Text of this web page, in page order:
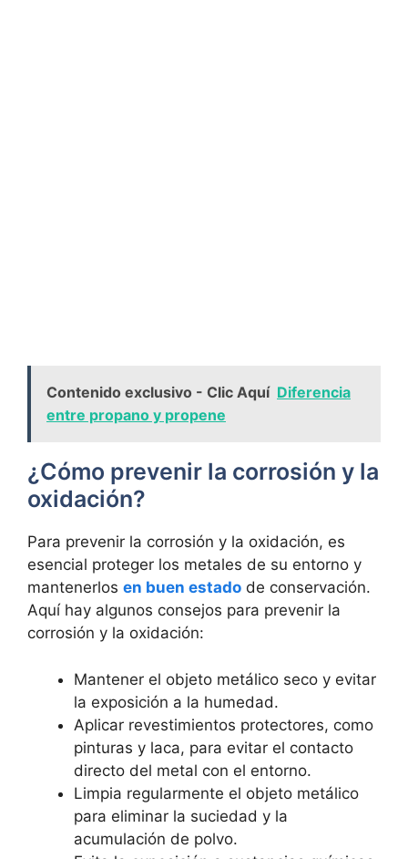
Contenido exclusivo - Clic Aquí Diferencia
entre propano y propene
¿Cómo prevenir la corrosión y la
oxidación?
Para prevenir la corrosión y la oxidación, es
esencial proteger los metales de su entorno y
mantenerlos en buen estado de conservación.
Aquí hay algunos consejos para prevenir la
corrosión y la oxidación:
Mantener el objeto metálico seco y evitar
la exposición a la humedad.
Aplicar revestimientos protectores, como
pinturas y laca, para evitar el contacto
directo del metal con el entorno.
Limpia regularmente el objeto metálico
para eliminar la suciedad y la
acumulación de polvo.